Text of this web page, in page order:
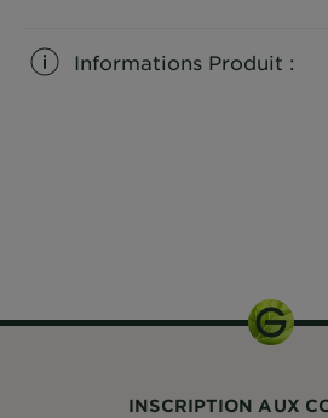
Informations Produit :
INSCRIPTION AUX